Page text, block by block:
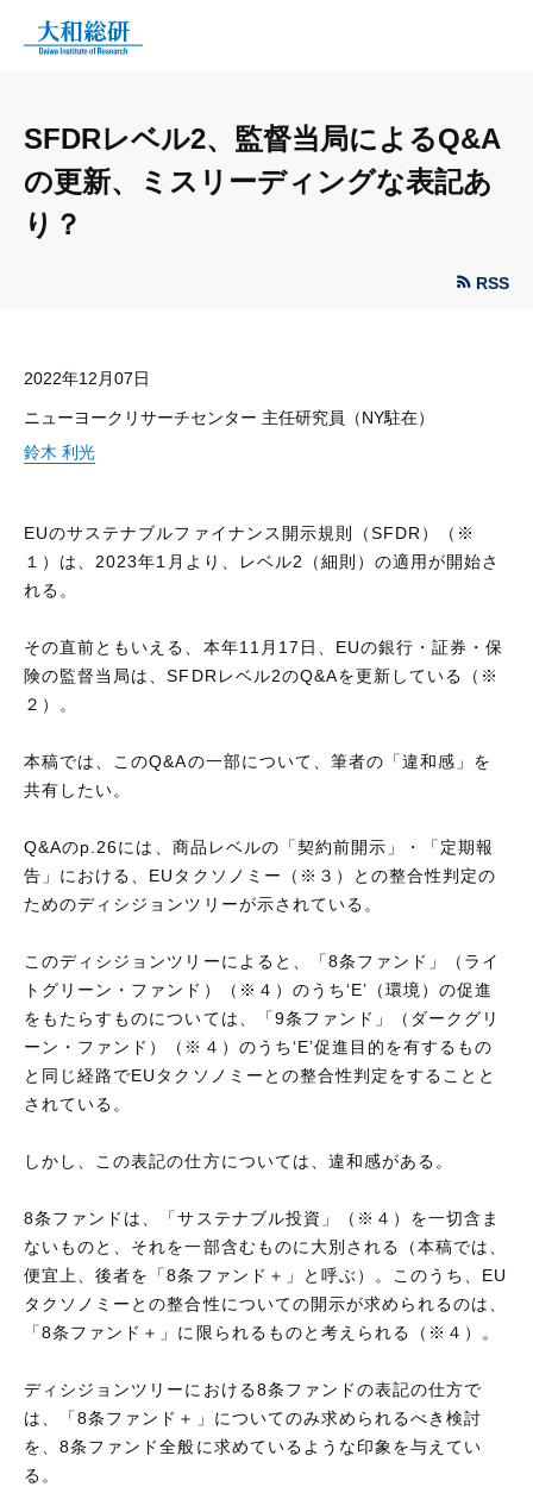
SFDRレベル2、監督当局によるQ&A
の更新、ミスリーディングな表記あ
り？
RSS
2022年12月07日
ニューヨークリサーチセンター 主任研究員（NY駐在）
鈴木 利光
EUのサステナブルファイナンス開示規則（SFDR）（※
１）は、2023年1月より、レベル2（細則）の適用が開始さ
れる。
その直前ともいえる、本年11月17日、EUの銀行・証券・保
険の監督当局は、SFDRレベル2のQ&Aを更新している（※
２）。
本稿では、このQ&Aの一部について、筆者の「違和感」を
共有したい。
Q&Aのp.26には、商品レベルの「契約前開示」・「定期報
告」における、EUタクソノミー（※３）との整合性判定の
ためのディシジョンツリーが示されている。
このディシジョンツリーによると、「8条ファンド」（ライ
トグリーン・ファンド）（※４）のうち‘E’（環境）の促進
をもたらすものについては、「9条ファンド」（ダークグリ
ーン・ファンド）（※４）のうち‘E’促進目的を有するもの
と同じ経路でEUタクソノミーとの整合性判定をすることと
されている。
しかし、この表記の仕方については、違和感がある。
8条ファンドは、「サステナブル投資」（※４）を一切含ま
ないものと、それを一部含むものに大別される（本稿では、
便宜上、後者を「8条ファンド＋」と呼ぶ）。このうち、EU
タクソノミーとの整合性についての開示が求められるのは、
「8条ファンド＋」に限られるものと考えられる（※４）。
ディシジョンツリーにおける8条ファンドの表記の仕方で
は、「8条ファンド＋」についてのみ求められるべき検討
を、8条ファンド全般に求めているような印象を与えてい
る。